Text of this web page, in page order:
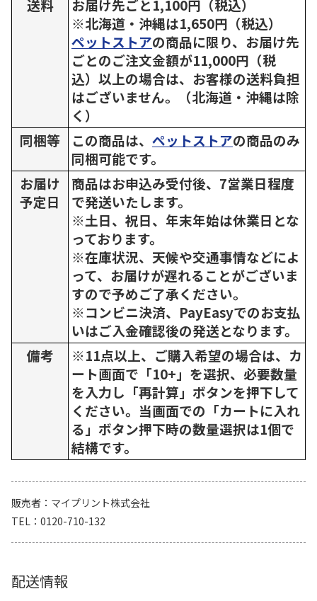
送料
お届け先ごと1,100円（税込）
※北海道・沖縄は1,650円（税込）
ペットストアの商品に限り、お届け先
ごとのご注文金額が11,000円（税
込）以上の場合は、お客様の送料負担
はございません。（北海道・沖縄は除
く）
同梱等
この商品は、 ペットストアの商品のみ
同梱可能です。
お届け
予定日
商品はお申込み受付後、7営業日程度
で発送いたします。
※土日、祝日、年末年始は休業日とな
っております。
※在庫状況、天候や交通事情などによ
って、お届けが遅れることがございま
すので予めご了承ください。
※コンビニ決済、PayEasyでのお支払
いはご入金確認後の発送となります。
備考
※11点以上、ご購入希望の場合は、カ
ート画面で「10+」を選択、必要数量
を入力し「再計算」ボタンを押下して
ください。当画面での「カートに入れ
る」ボタン押下時の数量選択は1個で
結構です。
販売者
マイプリント株式会社
TEL
0120-710-132
配送情報